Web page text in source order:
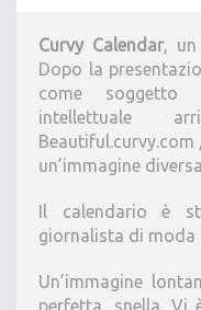
Curvy Calendar, un
Dopo la
come soggetto
intellettuale
un’immagine
Il calendario è
giornalista di moda
Un’immagine
perfetta, snella. Vi